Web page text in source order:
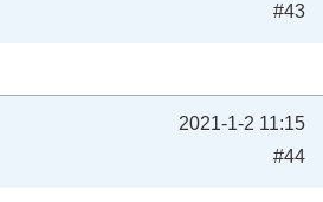
#43
2021-1-2 11:15
#44